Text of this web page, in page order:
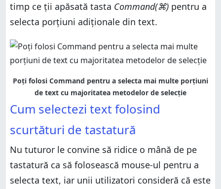
timp ce ții apăsată tasta Command(⌘) pentru a
selecta porțiuni adiționale din text.
Poți folosi Command pentru a selecta mai multe porțiuni
de text cu majoritatea metodelor de selecție
Cum selectezi text folosind
scurtături de tastatură
Nu tuturor le convine să ridice o mână de pe
tastatură ca să folosească mouse-ul pentru a
selecta text, iar unii utilizatori consideră că este